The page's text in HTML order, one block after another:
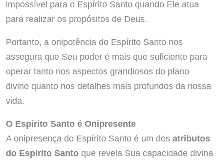
impossível para o Espírito Santo quando Ele atua
para realizar os propósitos de Deus.
Portanto, a onipotência do Espírito Santo nos
assegura que Seu poder é mais que suficiente para
operar tanto nos aspectos grandiosos do plano
divino quanto nos detalhes mais profundos da nossa
vida.
O Espírito Santo é Onipresente
A onipresença do Espírito Santo é um dos atributos
do Espirito Santoque revela Sua capacidade divina